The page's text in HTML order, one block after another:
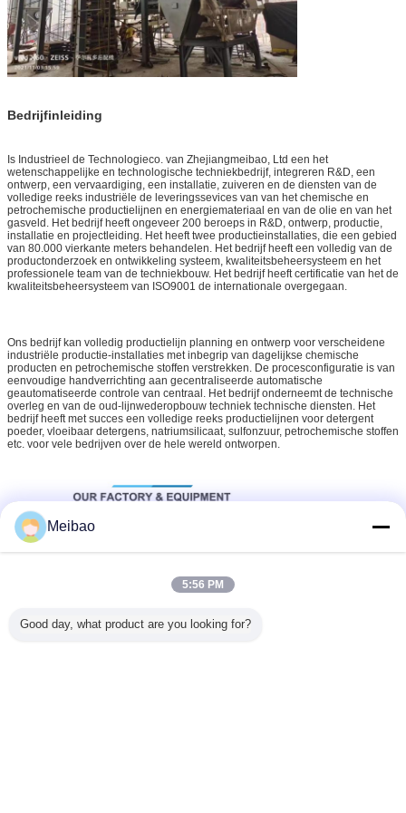
Bedrijfinleiding
Is Industrieel de Technologieco. van Zhejiangmeibao, Ltd een het
wetenschappelijke en technologische techniekbedrijf, integreren R&D, een
ontwerp, een vervaardiging, een installatie, zuiveren en de diensten van de
volledige reeks industriële de leveringssevices van van hetchemische en
petrochemische productielijnen en energiemateriaal en van de olie en van het
gasveld. Het bedrijf heeft ongeveer 200 beroeps in R&D, ontwerp, productie,
installatie en projectleiding. Het heeft twee productieinstallaties, die een gebied
van 80.000 vierkante meters behandelen. Het bedrijf heeft een volledig van de
productonderzoek en ontwikkeling systeem, kwaliteitsbeheersysteem en het
professionele team van de techniekbouw. Het bedrijf heeft certificatie van het de
kwaliteitsbeheersysteem van ISO9001 de internationale overgegaan.
Ons bedrijf kan volledig productielijn planning en ontwerp voor verscheidene
industriële productie-installaties met inbegrip van dagelijkse chemische
producten en petrochemische stoffen verstrekken. De procesconfiguratie is van
eenvoudige handverrichting aan gecentraliseerde automatische
geautomatiseerde controle van centraal. Het bedrijf onderneemt de technische
overleg en van de oud-lijnwederopbouw techniek technische diensten. Het
bedrijf heeft met succes een volledige reeks productielijnen voor detergent
poeder, vloeibaar detergens, natriumsilicaat, sulfonzuur, petrochemische stoffen
etc. voor vele bedrijven over de hele wereld ontworpen.
Meibao
5:56 PM
Good day, what product are you looking for?